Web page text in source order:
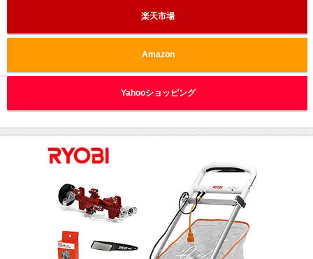
楽天市場
Amazon
Yahooショッピング